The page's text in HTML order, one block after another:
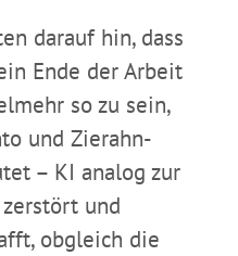
darauf hin, dass
Ende der Arbeit
so zu sein,
und Zierahn-
– KI analog zur
und
obgleich die